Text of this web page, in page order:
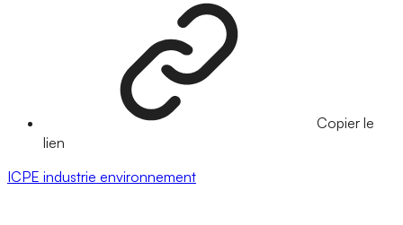
Copier le
lien
ICPE industrie environnement